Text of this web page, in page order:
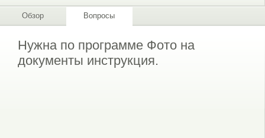
Обзор Вопросы
Нужна по программе Фото на
документы инструкция.